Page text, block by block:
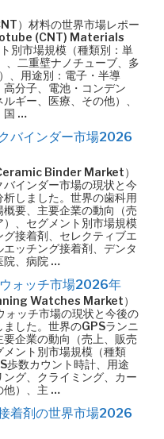
）材料の世界市場レポー
(CNT) Materials
別市場規模（種類別：単
、二重壁ナノチューブ、多
、用途別：電子・半導
分子、電池・コンデン
ギー、医療、その他）、
国 …
バインダー市場2026
Binder Market）
インダー市場の現状と今
しました。世界の歯科用
要、主要企業の動向（売
）、セグメント別市場規模
グ接着剤、セレクティブエ
ッチング接着剤、デンタ
院、病院 …
ォッチ市場2026年
Watches Market）
ォッチ市場の現状と今後の
した。世界のGPSランニ
企業の動向（売上、販売
ント別市場規模（種類
歩数カウント時計、用途
グ、クライミング、カー
他）、主 …
着剤の世界市場2026